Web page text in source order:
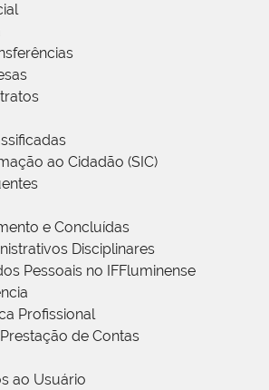
ao Cidadão (SIC)
e Concluídas
Disciplinares
Pessoais no IFFluminense
Profissional
de Contas
ao Usuário